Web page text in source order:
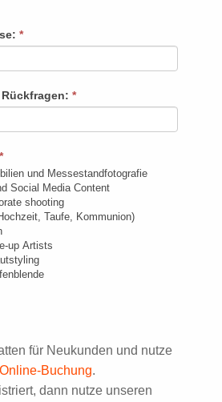
*
*
*
und Messestandfotografie
Social Media Content
shooting
Taufe, Kommunion)
up Artists
für Neukunden und nutze
Online-Buchung.
dann nutze unseren